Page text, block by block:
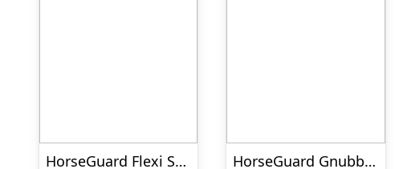
HorseGuard Flexi Skrubbebørste HorseGuard Gnubbestrigle, Montana Grape